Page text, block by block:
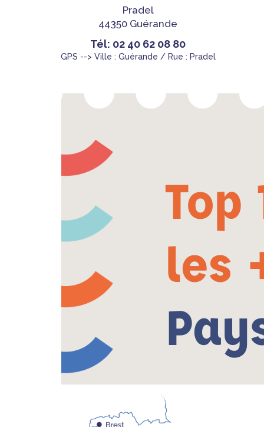
Pradel
44350 Guérande
Tél: 02 40 62 08 80
GPS --> Ville : Guérande / Rue : Pradel